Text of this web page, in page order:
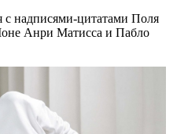
с надписями-цитатами Поля
Анри Матисса и Пабло